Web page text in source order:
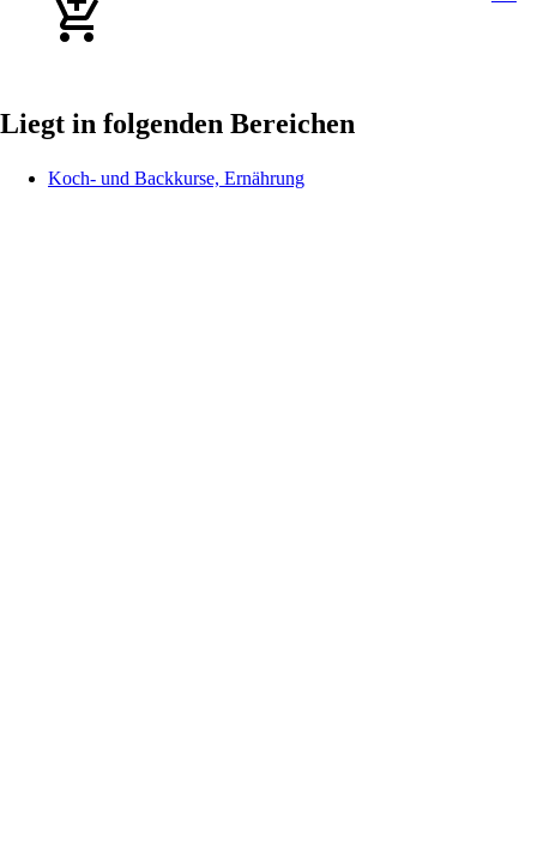
Liegt in folgenden Bereichen
Koch- und Backkurse, Ernährung